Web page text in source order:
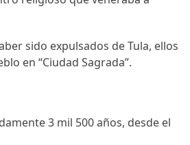
sido expulsados de Tula, ellos
en “Ciudad Sagrada”.
3 mil 500 años, desde el